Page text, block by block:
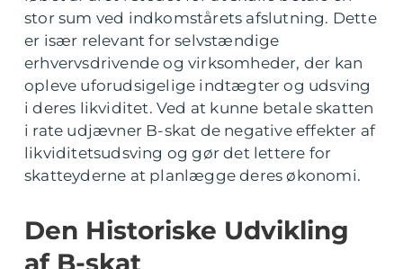
stor sum ved indkomstårets afslutning. Dette
er især relevant for selvstændige
erhvervsdrivende og virksomheder, der kan
opleve uforudsigelige indtægter og udsving
i deres likviditet. Ved at kunne betale skatten
i rate udjævner B-skat de negative effekter af
likviditetsudsving og gør det lettere for
skatteyderne at planlægge deres økonomi.
Den Historiske Udvikling
af B-skat